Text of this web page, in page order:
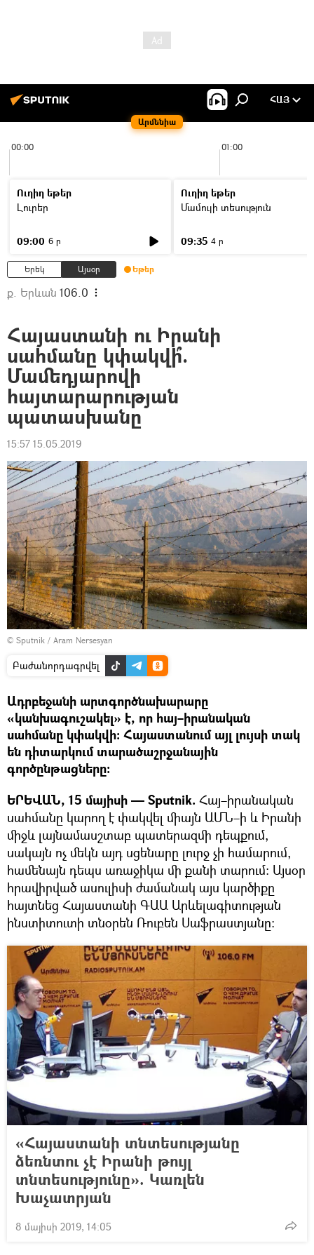
Արմենիա
ՀԱՅ
00:00 01:00
Ուղիղ եթեր
Լուրեր
09:00 6 ր
Ուղիղ եթեր
Մամուլի տեսություն
09:35 4 ր
Երեկ Այսօր Եթեր
ք. Երևան 106.0
Հայաստանի ու Իրանի
սահմանը կփակվի՞.
Մամեդյարովի
հայտարարության
պատասխանը
15:57 15.05.2019
© Sputnik / Aram Nersesyan
Բաժանորդագրվել
Ադրբեջանի արտգործնախարարը
«կանխագուշակել» է, որ հայ–իրանական
սահմանը կփակվի։ Հայաստանում այլ լույսի տակ
են դիտարկում տարածաշրջանային
գործընթացները։
ԵՐԵՎԱՆ, 15 մայիսի — Sputnik. Հայ–իրանական
սահմանը կարող է փակվել միայն ԱՄՆ–ի և Իրանի
միջև լայնամասշտաբ պատերազմի դեպքում,
սակայն ոչ մեկն այդ սցենարը լուրջ չի համարում,
համենայն դեպս առաջիկա մի քանի տարում։ Այսօր
հրավիրված ասուլիսի ժամանակ այս կարծիքը
հայտնեց Հայաստանի ԳԱԱ Արևելագիտության
ինստիտուտի տնօրեն Ռուբեն Սաֆրաստյանը։
«Հայաստանի տնտեսությանը
ձեռնտու չէ Իրանի թույլ
տնտեսությունը». Կառլեն
Խաչատրյան
8 մայիսի 2019, 14:05